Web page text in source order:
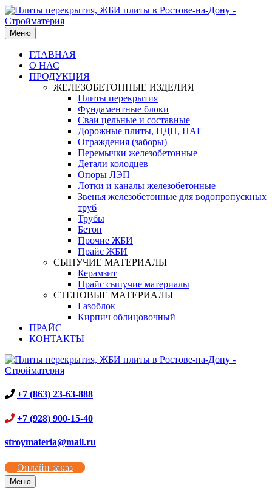
Меню
ГЛАВНАЯ
О НАС
ПРОДУКЦИЯ
ЖЕЛЕЗОБЕТОННЫЕ ИЗДЕЛИЯ
Плиты перекрытия
Фундаментные блоки
Сваи цельные и составные
Дорожные плиты, ПДН, ПАГ
Ограждения (заборы)
Перемычки железобетонные
Детали колодцев
Опоры ЛЭП
Лотки и каналы железобетонные
Звенья железобетонные для водопропускных
труб
Трубы
Бетон
Прочие ЖБИ
Прайс ЖБИ
СЫПУЧИЕ МАТЕРИАЛЫ
Керамзит
Прайс сыпучие материалы
СТЕНОВЫЕ МАТЕРИАЛЫ
Газоблок
Кирпич облицовочный
ПРАЙС
КОНТАКТЫ
+7 (863) 23-63-888
+7 (928) 900-15-40
stroymateria@mail.ru
Онлайн заказ
Меню